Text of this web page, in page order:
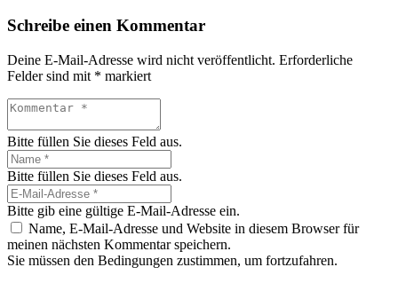
Schreibe einen Kommentar
Deine E-Mail-Adresse wird nicht veröffentlicht. Erforderliche
Felder sind mit * markiert
Bitte füllen Sie dieses Feld aus.
Bitte füllen Sie dieses Feld aus.
Bitte gib eine gültige E-Mail-Adresse ein.
Name, E-Mail-Adresse und Website in diesem Browser für
meinen nächsten Kommentar speichern.
Sie müssen den Bedingungen zustimmen, um fortzufahren.